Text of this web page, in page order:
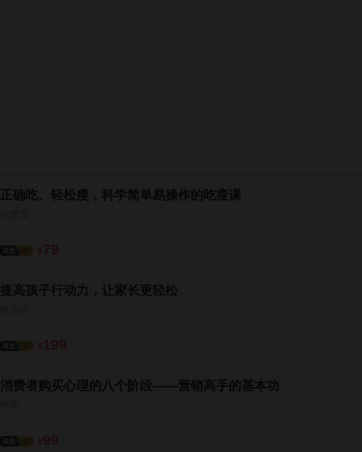
正确吃、轻松瘦，科学简单易操作的吃瘦课
提高孩子行动力，让家长更轻松
消费者购买心理的八个阶段——营销高手的基本功